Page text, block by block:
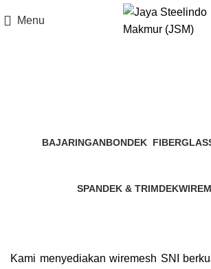
Menu
BAJARINGANBONDEK
SPANDEK & TRIMDEK
Kami menyediakan wiremesh SNI